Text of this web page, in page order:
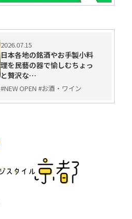
2026.07.15
日本各地の銘酒やお手製小料
理を民藝の器で愉しむちょっ
と贅沢な…
#NEW OPEN #お酒・ワイン